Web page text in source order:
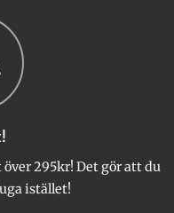
295kr! Det gör att du
istället!